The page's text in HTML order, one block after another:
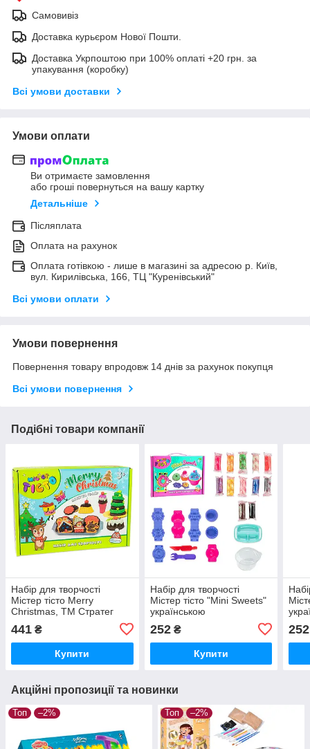
Самовивіз
Доставка курьєром Нової Пошти.
Доставка Укрпоштою при 100% оплаті +20 грн. за
упакування (коробку)
Всі умови доставки
Умови оплати
Ви отримаєте замовлення
або гроші повернуться на вашу картку
Детальніше
Післяплата
Оплата на рахунок
Оплата готівкою - лише в магазині за адресою р. Київ,
вул. Кирилівська, 166, ТЦ "Куренівський"
Всі умови оплати
Умови повернення
Повернення товару впродовж 14 днів за рахунок покупця
Всі умови повернення
Подібні товари компанії
Набір для творчості
Містер тісто Merry
Christmas, ТМ Стратег
441 ₴
Купити
Набір для творчості
Містер тісто "Mini Sweets"
українською
252₴
Купити
252
Акційні пропозиції та новинки
Топ –2% Топ –2%